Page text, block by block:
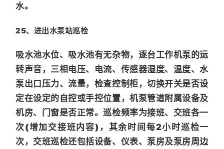
水。
25、进出水泵站巡检
吸水池水位、吸水池有无杂物，逐台工作机泵的运
转声音，三相电压、电流、传感器湿度、温度、水
泵出口压力、流量，检查控制柜，切换开关是否设
定在设定的自控或手控位置，机泵管道附属设备及
机房、门窗是否正常。巡检频率为接班、交班各一
次(增加交接班内容)，其余时间每2小时巡检一
次，交班巡检还包括设备、仪表、泵房及泵房周边